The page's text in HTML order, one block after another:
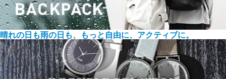
晴れの日も雨の日も、もっと自由に、アクティブに。